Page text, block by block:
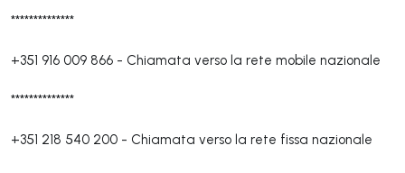
**************
+351 916 009 866 - Chiamata verso la rete mobile nazionale
**************
+351 218 540 200 - Chiamata verso la rete fissa nazionale